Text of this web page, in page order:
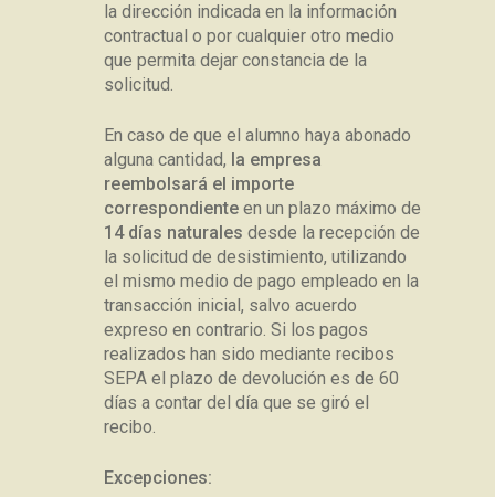
la dirección indicada en la información
contractual o por cualquier otro medio
que permita dejar constancia de la
solicitud.
En caso de que el alumno haya abonado
alguna cantidad, la empresa
reembolsará el importe
correspondiente en un plazo máximo de
14 días naturales desde la recepción de
la solicitud de desistimiento, utilizando
el mismo medio de pago empleado en la
transacción inicial, salvo acuerdo
expreso en contrario. Si los pagos
realizados han sido mediante recibos
SEPA el plazo de devolución es de 60
días a contar del día que se giró el
recibo.
Excepciones: